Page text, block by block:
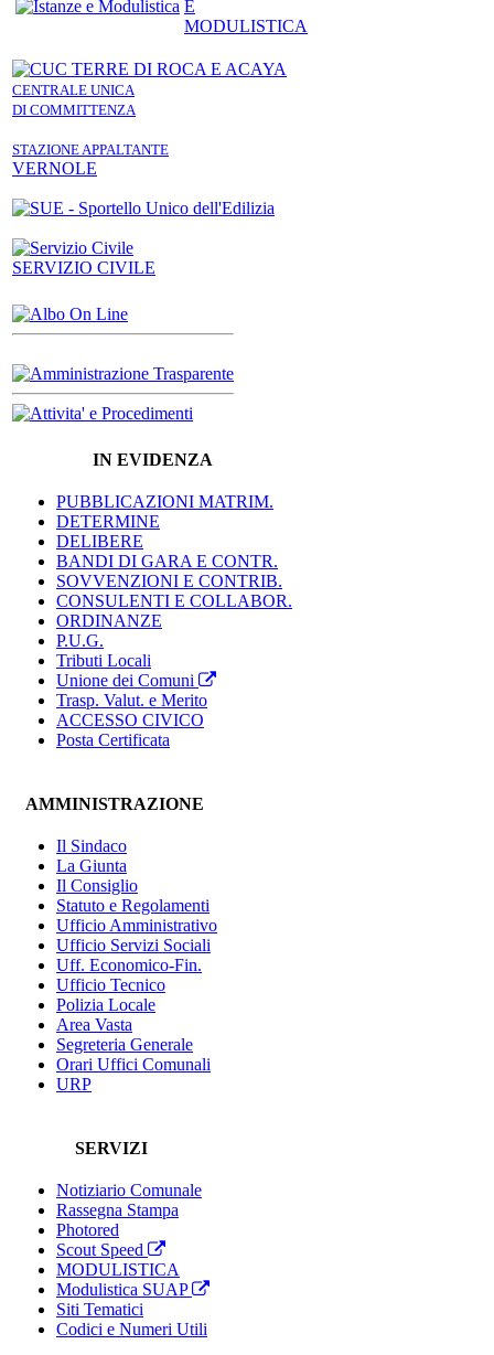
E
MODULISTICA
CENTRALE UNICA
DI COMMITTENZA
STAZIONE APPALTANTE
VERNOLE
SERVIZIO CIVILE
IN EVIDENZA
PUBBLICAZIONI MATRIM.
DETERMINE
DELIBERE
BANDI DI GARA E CONTR.
SOVVENZIONI E CONTRIB.
CONSULENTI E COLLABOR.
ORDINANZE
P.U.G.
Tributi Locali
Unione dei Comuni
Trasp. Valut. e Merito
ACCESSO CIVICO
Posta Certificata
AMMINISTRAZIONE
Il Sindaco
La Giunta
Il Consiglio
Statuto e Regolamenti
Ufficio Amministrativo
Ufficio Servizi Sociali
Uff. Economico-Fin.
Ufficio Tecnico
Polizia Locale
Area Vasta
Segreteria Generale
Orari Uffici Comunali
URP
SERVIZI
Notiziario Comunale
Rassegna Stampa
Photored
Scout Speed
MODULISTICA
Modulistica SUAP
Siti Tematici
Codici e Numeri Utili